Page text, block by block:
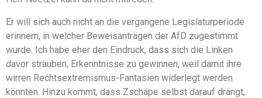
Er will sich auch nicht an die vergangene Legislaturperiode
erinnern, in welcher Beweisanträgen der AfD zugestimmt
wurde. Ich habe eher den Eindruck, dass sich die Linken
davor sträuben, Erkenntnisse zu gewinnen, weil damit ihre
wirren Rechtsextremismus-Fantasien widerlegt werden
könnten. Hinzu kommt, dass Zschäpe selbst darauf drängt,